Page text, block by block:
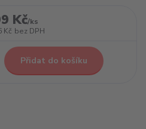
Kč/ks
Kč bez DPH
Přidat do košíku